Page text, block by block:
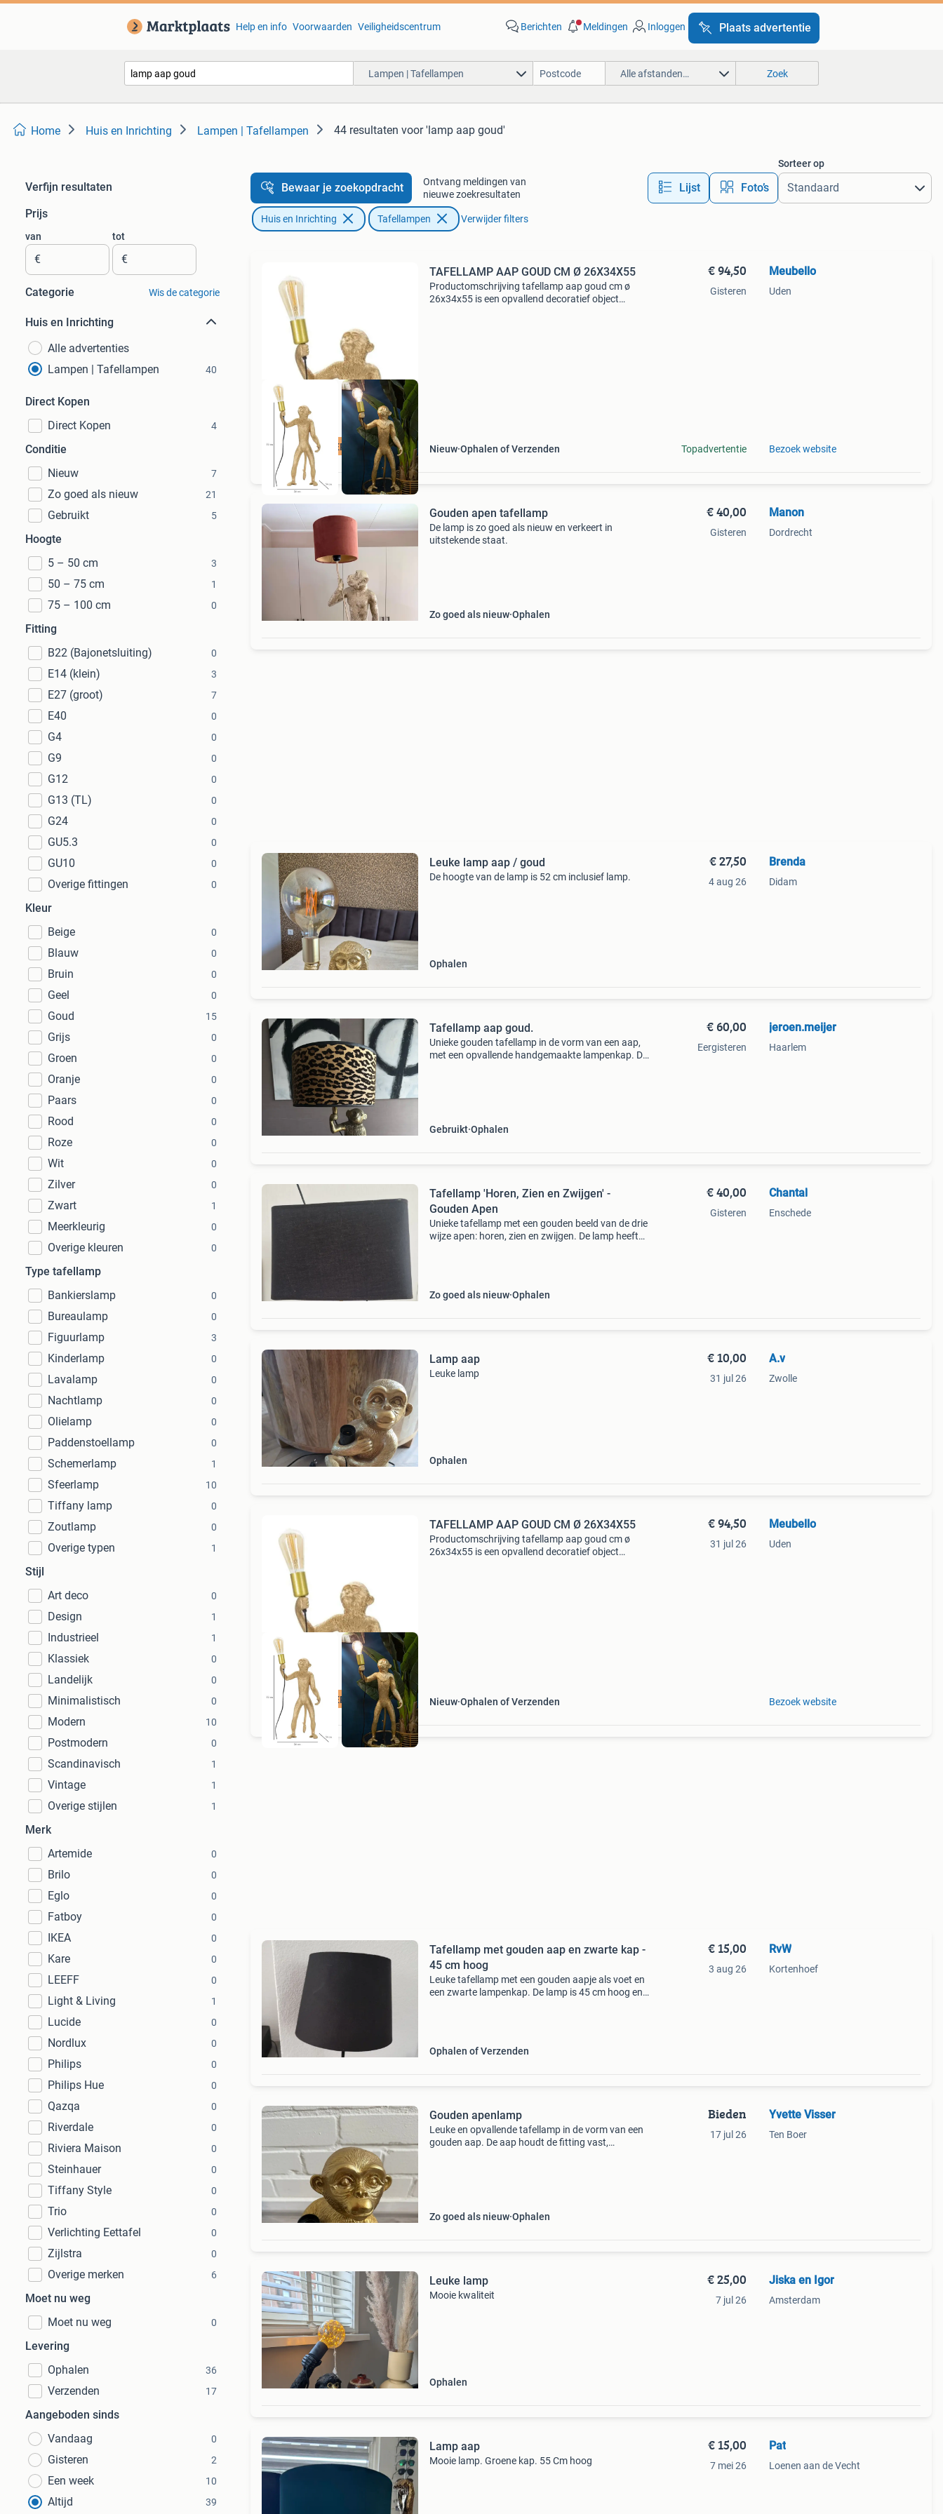
Help en info Voorwaarden Veiligheidscentrum Berichten Meldingen Inloggen Plaats advertentie
Lampen | Tafellampen Alle afstanden… Zoek
Home Huis en Inrichting Lampen | Tafellampen 44 resultaten voor 'lamp aap goud'
Verfijn resultaten
Prijs
van
€
tot
€
Categorie Wis de categorie
Huis en Inrichting
Alle advertenties
Lampen | Tafellampen
40
Direct Kopen
Direct Kopen
4
Conditie
Nieuw
7
Zo goed als nieuw 21
Gebruikt 5
Hoogte
5 – 50 cm
3
50 – 75 cm 1
75 – 100 cm 0
Fitting
B22 (Bajonetsluiting)
0
E14 (klein) 3
E27 (groot) 7
E40 0
G4 0
G9 0
G12 0
G13 (TL) 0
G24 0
GU5.3 0
GU10 0
Overige fittingen 0
Kleur
Beige
0
Blauw 0
Bruin 0
Geel 0
Goud 15
Grijs 0
Groen 0
Oranje 0
Paars 0
Rood 0
Roze 0
Wit 0
Zilver 0
Zwart 1
Meerkleurig 0
Overige kleuren 0
Type tafellamp
Bankierslamp
0
Bureaulamp 0
Figuurlamp 3
Kinderlamp 0
Lavalamp 0
Nachtlamp 0
Olielamp 0
Paddenstoellamp 0
Schemerlamp 1
Sfeerlamp 10
Tiffany lamp 0
Zoutlamp 0
Overige typen 1
Stijl
Art deco
0
Design 1
Industrieel 1
Klassiek 0
Landelijk 0
Minimalistisch 0
Modern 10
Postmodern 0
Scandinavisch 1
Vintage 1
Overige stijlen 1
Merk
Artemide
0
Brilo 0
Eglo 0
Fatboy 0
IKEA 0
Kare 0
LEEFF 0
Light & Living 1
Lucide 0
Nordlux 0
Philips 0
Philips Hue 0
Qazqa 0
Riverdale 0
Riviera Maison 0
Steinhauer 0
Tiffany Style 0
Trio 0
Verlichting Eettafel 0
Zijlstra 0
Overige merken 6
Moet nu weg
Moet nu weg
0
Levering
Ophalen
36
Verzenden 17
Aangeboden sinds
Vandaag
0
Gisteren 2
Een week 10
Altijd 39
Bewaar je zoekopdracht
Ontvang meldingen van
nieuwe zoekresultaten
Lijst Foto’s
Sorteer op
Huis en Inrichting Tafellampen Verwijder filters
GRATIS VERZENDING
TAFELLAMP AAP GOUD CM Ø 26X34X55
Productomschrijving tafellamp aap goud cm ø
26x34x55 is een opvallend decoratief object
Nieuw Ophalen of Verzenden
€ 94,50
Gisteren
Topadvertentie
Meubello
Uden
Bezoek website
Gouden apen tafellamp
De lamp is zo goed als nieuw en verkeert in
uitstekende staat.
Zo goed als nieuw Ophalen
€ 40,00
Gisteren
Manon
Dordrecht
Leuke lamp aap / goud
De hoogte van de lamp is 52 cm inclusief lamp.
Ophalen
€ 27,50
4 aug 26
Brenda
Didam
Tafellamp aap goud.
Unieke gouden tafellamp in de vorm van een aap,
met een opvallende handgemaakte lampenkap. De
Gebruikt Ophalen
€ 60,00
Eergisteren
jeroen.meijer
Haarlem
Tafellamp 'Horen, Zien en Zwijgen' -
Gouden Apen
Unieke tafellamp met een gouden beeld van de drie
wijze apen: horen, zien en zwijgen. De lamp heeft
Zo goed als nieuw Ophalen
€ 40,00
Gisteren
Chantal
Enschede
Lamp aap
Leuke lamp
Ophalen
€ 10,00
31 jul 26
A.v
Zwolle
GRATIS VERZENDING
TAFELLAMP AAP GOUD CM Ø 26X34X55
Productomschrijving tafellamp aap goud cm ø
26x34x55 is een opvallend decoratief object
Nieuw Ophalen of Verzenden
€ 94,50
31 jul 26
Meubello
Uden
Bezoek website
Tafellamp met gouden aap en zwarte kap -
45 cm hoog
Leuke tafellamp met een gouden aapje als voet en
een zwarte lampenkap. De lamp is 45 cm hoog en
Ophalen of Verzenden
€ 15,00
3 aug 26
RvW
Kortenhoef
Gouden apenlamp
Leuke en opvallende tafellamp in de vorm van een
gouden aap. De aap houdt de fitting vast,
Zo goed als nieuw Ophalen
Bieden
17 jul 26
Yvette Visser
Ten Boer
Leuke lamp
Mooie kwaliteit
Ophalen
€ 25,00
7 jul 26
Jiska en Igor
Amsterdam
Lamp aap
Mooie lamp. Groene kap. 55 Cm hoog
€ 15,00
7 mei 26
Pat
Loenen aan de Vecht